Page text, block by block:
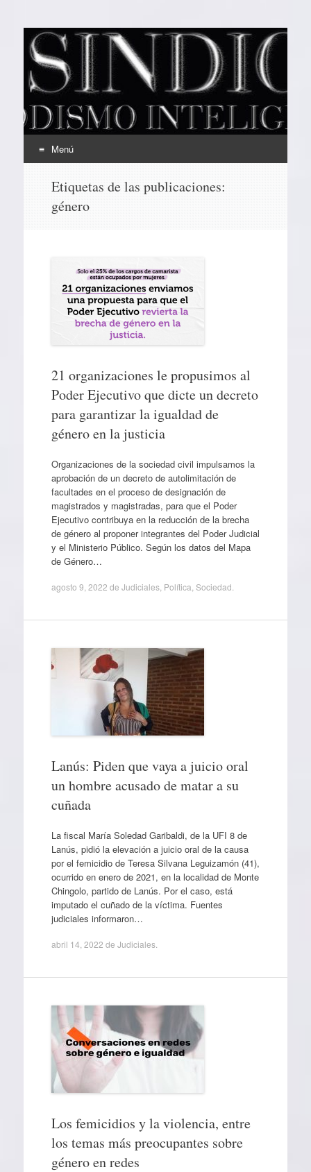
EL SINDICAL
Periodismo Inteligente
Menú
contenido
Etiquetas de las publicaciones:
género
21 organizaciones le propusimos al
Poder Ejecutivo que dicte un decreto
para garantizar la igualdad de
género en la justicia
Organizaciones de la sociedad civil impulsamos la
aprobación de un decreto de autolimitación de
facultades en el proceso de designación de
magistrados y magistradas, para que el Poder
Ejecutivo contribuya en la reducción de la brecha
de género al proponer integrantes del Poder Judicial
y el Ministerio Público. Según los datos del Mapa
de Género…
agosto 9, 2022 de Judiciales, Política Sociedad
Lanús: Piden que vaya a juicio oral
un hombre acusado de matar a su
cuñada
La fiscal María Soledad Garibaldi, de la UFI 8 de
Lanús, pidió la elevación a juicio oral de la causa
por el femicidio de Teresa Silvana Leguizamón (41),
ocurrido en enero de 2021, en la localidad de Monte
Chingolo, partido de Lanús. Por el caso, está
imputado el cuñado de la víctima. Fuentes
judiciales informaron…
abril 14, 2022 de Judiciales.
Los femicidios y la violencia, entre
los temas más preocupantes sobre
género en redes